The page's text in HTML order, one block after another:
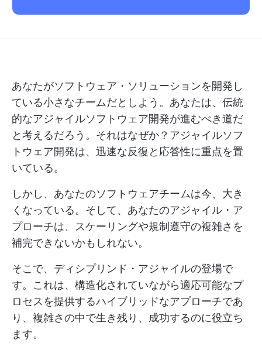
あなたがソフトウェア・ソリューションを開発し
ている小さなチームだとしよう。あなたは、伝統
的なアジャイルソフトウェア開発が進むべき道だ
と考えるだろう。それはなぜか？アジャイルソフ
トウェア開発は、迅速な反復と応答性に重点を置
いている。
しかし、あなたのソフトウェアチームは今、大き
くなっている。そして、あなたのアジャイル・ア
プローチは、スケーリングや規制遵守の複雑さを
補完できないかもしれない。
そこで、ディシプリンド・アジャイルの登場で
す。これは、構造化されていながら適応可能なプ
ロセスを提供するハイブリッドなアプローチであ
り、複雑さの中で生き残り、成功するのに役立ち
ます。